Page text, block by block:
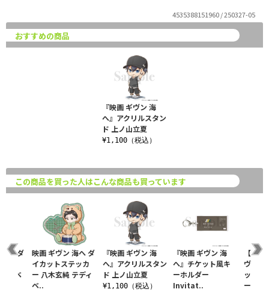
4535388151960 / 250327-05
おすすめの商品
『映画 ギヴン 海
へ』アクリルスタン
ド 上ノ山立夏
¥1,100（税込）
この商品を買った人はこんな商品も買っています
『映画 ギヴン 海
へ』アクリルスタン
ド 上ノ山立夏
¥1,100（税込）
『映画 ギヴン 海
へ』チケット風キ
ーホルダー
Invitat..
【再
ヴン
ット風
ー
へ ダ
ィベ
映画 ギヴン 海へ ダ
イカットステッカ
ー 八木玄純 テディ
ベ..